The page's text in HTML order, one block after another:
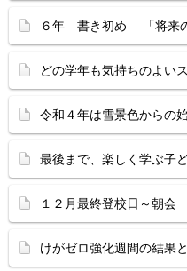
６年 書き初め 「将来の
どの学年も気持ちのよい
令和４年は雪景色からの
最後まで、楽しく学ぶ子
１２月最終登校日～朝会
けがゼロ強化週間の結果